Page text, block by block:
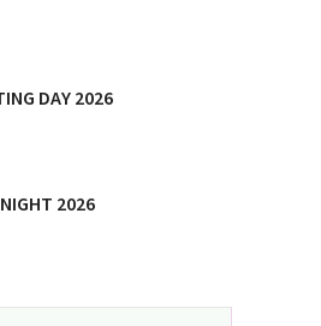
DAY 2026
2026